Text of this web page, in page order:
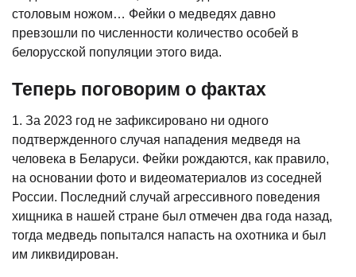
столовым ножом… Фейки о медведях давно
превзошли по численности количество особей в
белорусской популяции этого вида.
Теперь поговорим о фактах
1. За 2023 год не зафиксировано ни одного
подтвержденного случая нападения медведя на
человека в Беларуси. Фейки рождаются, как правило,
на основании фото и видеоматериалов из соседней
России. Последний случай агрессивного поведения
хищника в нашей стране был отмечен два года назад,
тогда медведь попытался напасть на охотника и был
им ликвидирован.